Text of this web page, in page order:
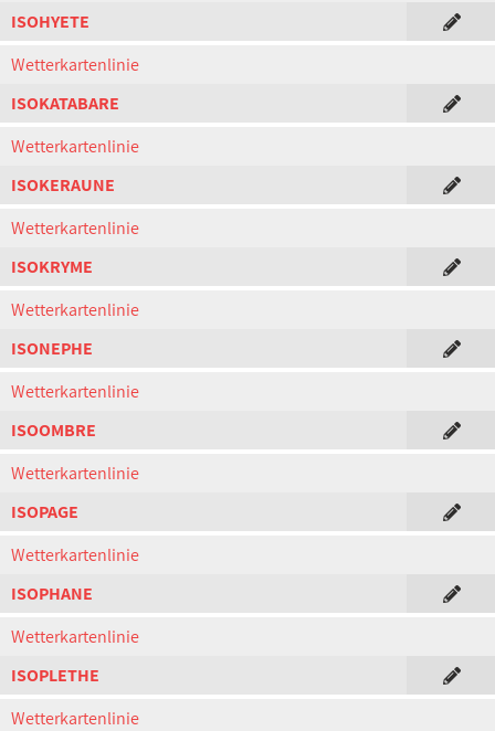
ISOHYETE
Wetterkartenlinie
ISOKATABARE
Wetterkartenlinie
ISOKERAUNE
Wetterkartenlinie
ISOKRYME
Wetterkartenlinie
ISONEPHE
Wetterkartenlinie
ISOOMBRE
Wetterkartenlinie
ISOPAGE
Wetterkartenlinie
ISOPHANE
Wetterkartenlinie
ISOPLETHE
Wetterkartenlinie